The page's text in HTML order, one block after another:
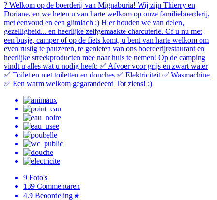
? Welkom op de boerderij van Mignaburia! Wij zijn Thierry en
Doriane, en we heten u van harte welkom op onze familieboerderij,
met eenvoud en een glimlach :) Hier houden we van delen,
gezelligheid... en heerlijke zelfgemaakte charcuterie. Of u nu met
een busje, camper of op de fiets komt, u bent van harte welkom om
even rustig te pauzeren, te genieten van ons boerderijrestaurant en
heerlijke streekproducten mee naar huis te nemen! Op de camping
vindt u alles wat u nodig heeft: ✅ Afvoer voor grijs en zwart water
✅ Toiletten met toiletten en douches ✅ Elektriciteit ✅ Wasmachine
✅ Een warm welkom gegarandeerd Tot ziens! :)
9 Foto's
139 Commentaren
4.9 Beoordeling★